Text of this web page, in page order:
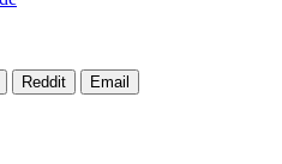
Reddit Email